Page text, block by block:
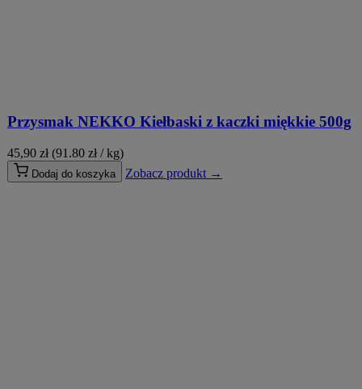
Przysmak NEKKO Kiełbaski z kaczki miękkie 500g
45,90 zł (91.80 zł / kg)
Dodaj do koszyka Zobacz produkt →